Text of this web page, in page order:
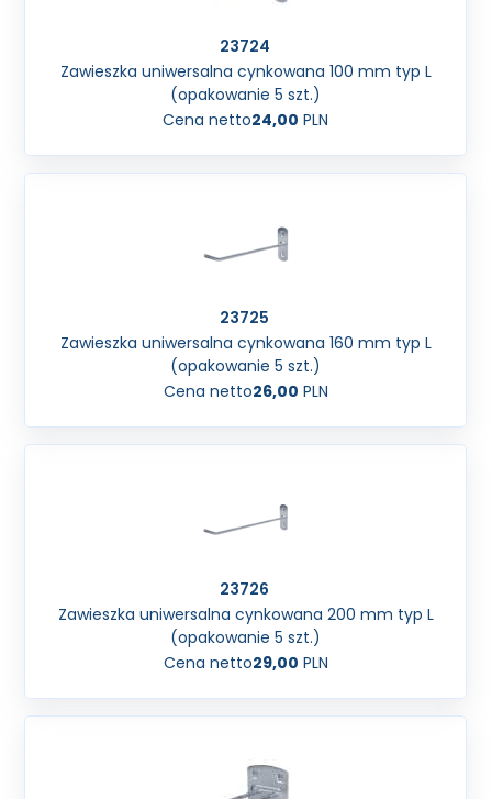
23724
Zawieszka uniwersalna cynkowana 100 mm typ L
(opakowanie 5 szt.)
Cena netto24,00 PLN
23725
Zawieszka uniwersalna cynkowana 160 mm typ L
(opakowanie 5 szt.)
Cena netto26,00 PLN
23726
Zawieszka uniwersalna cynkowana 200 mm typ L
(opakowanie 5 szt.)
Cena netto29,00 PLN